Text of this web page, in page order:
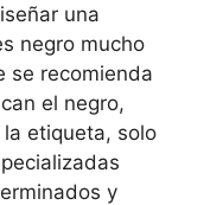
una
negro mucho
se recomienda
el negro,
etiqueta, solo
y